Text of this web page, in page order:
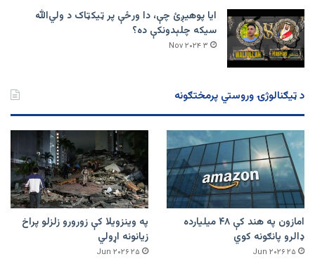
ایا پوهیږئ چې، دا ورځې پر ټيکټاک د ولي‌الله
سیکه چلېدونکې ده؟
۳ Nov ۲۰۲۴
د ټیګنالوژۍ وروستي پرمختګونه
امازون په هند کې ۴۸ میلیارده
ډالرو پانګونه کوي
۲۵ Jun ۲۰۲۶
په وینزویلا کې زورورو زلزلو پراخ
زیانونه اړولي
۲۵ Jun ۲۰۲۶